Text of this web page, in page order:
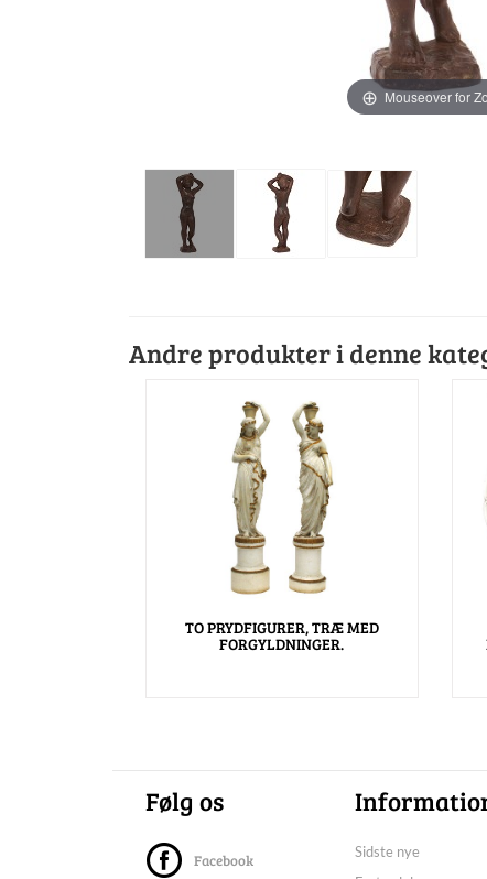
Mouseover for
Andre produkter i denne
TO PRYDFIGURER, TRÆ MED
FORGYLDNINGER.
Følg os
Facebook
Sidste nye